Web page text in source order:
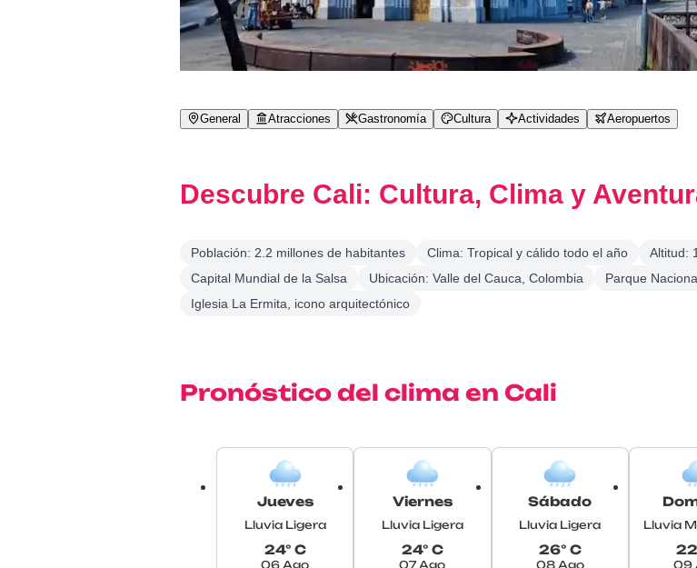
General Atracciones Gastronomía Cultura Actividades Aeropuertos
Descubre Cali: Cultura, Clima y
Población: 2.2 millones de habitantes Clima: Tropical y cálido todo el año
Altitud:
Capital Mundial de la Salsa
Ubicación: Valle del Cauca, Colombia Parque
Iglesia La Ermita, icono arquitectónico
Pronóstico del clima en Cali
Jueves
Lluvia Ligera
24° C
06 Ago
Viernes
Lluvia Ligera
24° C
07 Ago
Sábado
Lluvia Ligera
26° C
08 Ago
Lluvia
09